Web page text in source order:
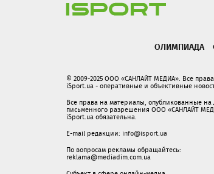
ОЛИМПИАДА
© 2009-2025 ООО «САНЛАЙТ МЕДИА». Все
iSport.ua - оперативные и объективные
Все права на материалы, опубликованные
письменного разрешения ООО «САНЛАЙТ
iSport.ua обязательна.
E-mail редакции: info@isport.ua
По вопросам рекламы обращайтесь:
reklama@mediadim.com.ua